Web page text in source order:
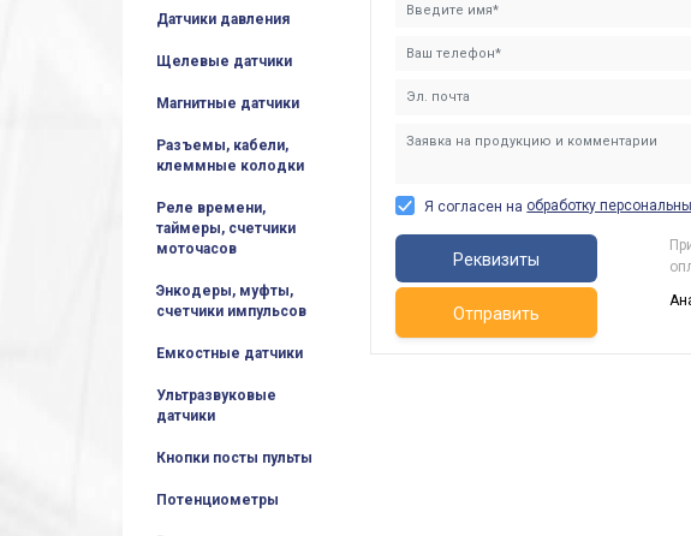
Датчики давления
Щелевые датчики
Магнитные датчики
Разъемы, кабели,
клеммные колодки
Реле времени,
таймеры, счетчики
моточасов
Энкодеры, муфты,
счетчики импульсов
Емкостные датчики
Ультразвуковые
датчики
Кнопки посты пульты
Потенциометры
Я согласен на обработку
Реквизиты
Отправить